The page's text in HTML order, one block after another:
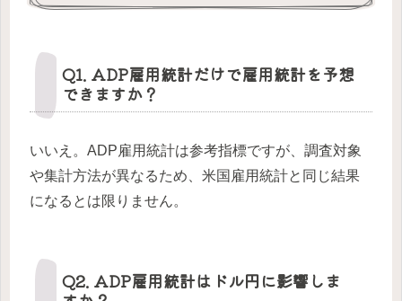
Q1. ADP雇用統計だけで雇用統計を予想
できますか？
いいえ。ADP雇用統計は参考指標ですが、調査対象
や集計方法が異なるため、米国雇用統計と同じ結果
になるとは限りません。
Q2. ADP雇用統計はドル円に影響しま